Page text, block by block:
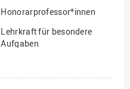
Honorarprofessor*innen
Lehrkraft für besondere
Aufgaben